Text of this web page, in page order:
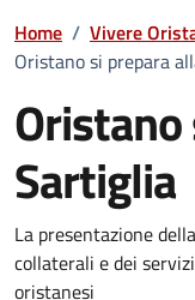
Home / Vivere
Oristano si prepara
Sartiglia
Dettaglio
La presentazione
collaterali e dei
oristanesi